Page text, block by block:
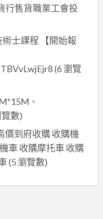
行售貨職業工會投
士課程 【開始報
(6 瀏覽
、
數)
價到府收購 收購機
車 收購摩托車 收購
(5 瀏覽數)